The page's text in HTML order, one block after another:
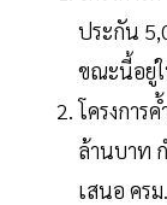
ประกัน
ขณะนี้อยู่ใ
โครงการ
ล้านบาท
เสนอ คร